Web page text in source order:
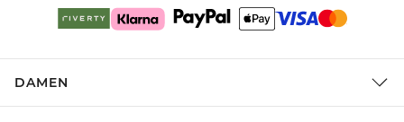
DAMEN